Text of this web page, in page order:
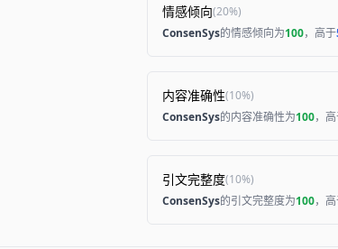
情感倾向(20%)
ConsenSys的情感倾向为100，高于
内容准确性(10%)
ConsenSys的内容准确性为100，
引文完整度(10%)
ConsenSys的引文完整度为100，